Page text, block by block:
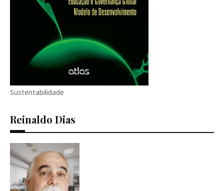
Sustentabilidade
Reinaldo Dias